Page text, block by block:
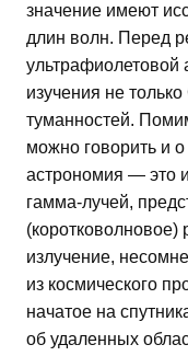
значение имеют
длин волн. Перед
ультрафиолетовой
изучения не
туманностей.
можно говорить и
астрономия — это
гамма-лучей,
(коротковолновое)
излучение,
из космического
начатое на
об удаленных